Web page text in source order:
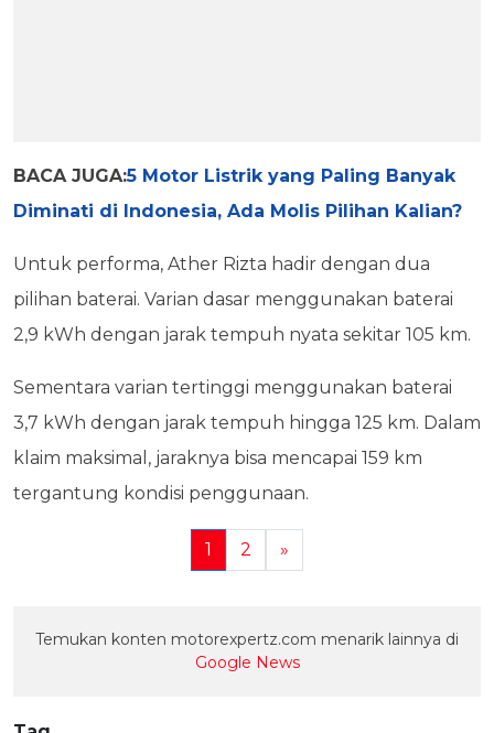
BACA JUGA:5 Motor Listrik yang Paling Banyak
Diminati di Indonesia, Ada Molis Pilihan Kalian?
Untuk performa, Ather Rizta hadir dengan dua
pilihan baterai. Varian dasar menggunakan baterai
2,9 kWh dengan jarak tempuh nyata sekitar 105 km.
Sementara varian tertinggi menggunakan baterai
3,7 kWh dengan jarak tempuh hingga 125 km. Dalam
klaim maksimal, jaraknya bisa mencapai 159 km
tergantung kondisi penggunaan.
1 2 »
Temukan konten motorexpertz.com menarik lainnya di
Google News